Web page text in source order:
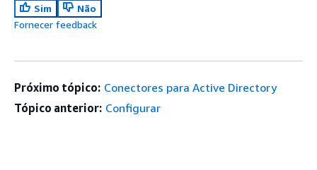
Sim
Não
Fornecer feedback
Próximo tópico: Conectores para Active Directory
Tópico anterior: Configurar